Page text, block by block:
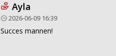
Ayla
2026-06-09 16:39
Succes mannen!